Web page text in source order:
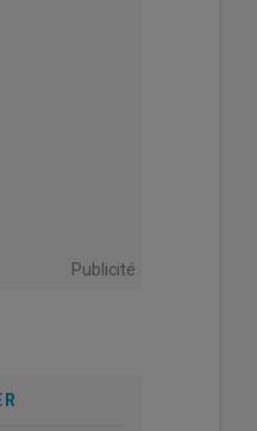
Publicité